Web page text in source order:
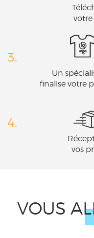
votre
3.
Un
finalise votre
4.
vos
VOUS